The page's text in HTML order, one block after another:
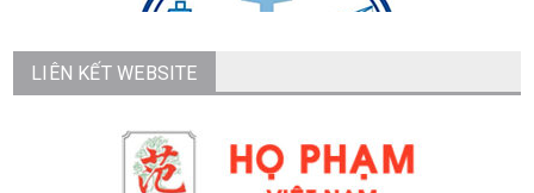
LIÊN KẾT WEBSITE